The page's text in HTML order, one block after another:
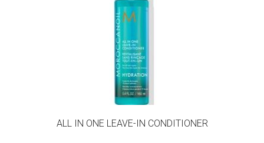
ALL IN ONE LEAVE-IN CONDITIONER